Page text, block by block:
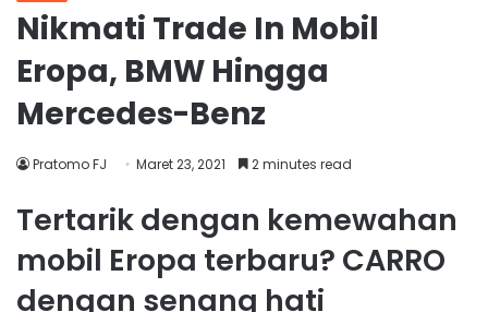
Nikmati Trade In Mobil
Eropa, BMW Hingga
Mercedes-Benz
Pratomo FJ Maret 23, 2021 2 minutes read
Tertarik dengan kemewahan
mobil Eropa terbaru? CARRO
dengan senang hati